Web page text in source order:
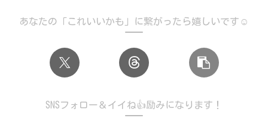
あなたの「これいいかも」に繋がったら嬉しいです☺️
SNSフォロー＆イイね👍励みになります！